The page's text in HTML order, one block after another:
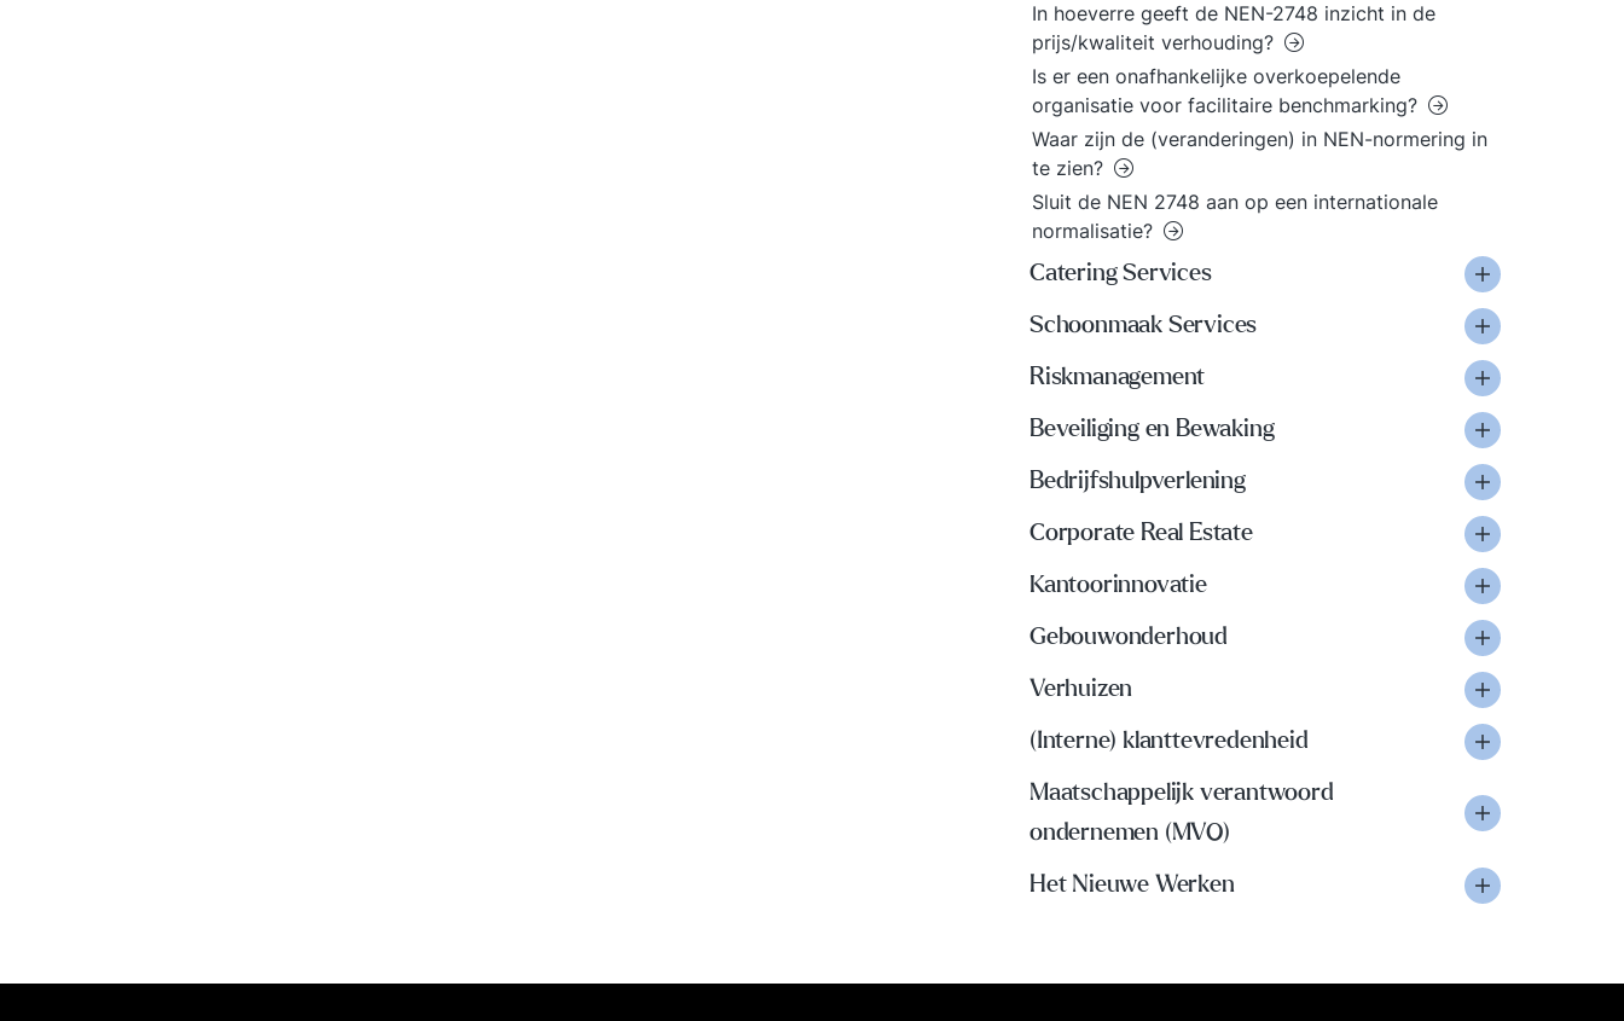
In hoeverre geeft de NEN-2748 inzicht in de
prijs/kwaliteit verhouding?
Is er een onafhankelijke overkoepelende
organisatie voor facilitaire benchmarking?
Waar zijn de (veranderingen) in NEN-normering in
te zien?
Sluit de NEN 2748 aan op een internationale
normalisatie?
Catering Services
Schoonmaak Services
Riskmanagement
Beveiliging en Bewaking
Bedrijfshulpverlening
Corporate Real Estate
Kantoorinnovatie
Gebouwonderhoud
Verhuizen
(Interne) klanttevredenheid
Maatschappelijk verantwoord
ondernemen (MVO)
Het Nieuwe Werken